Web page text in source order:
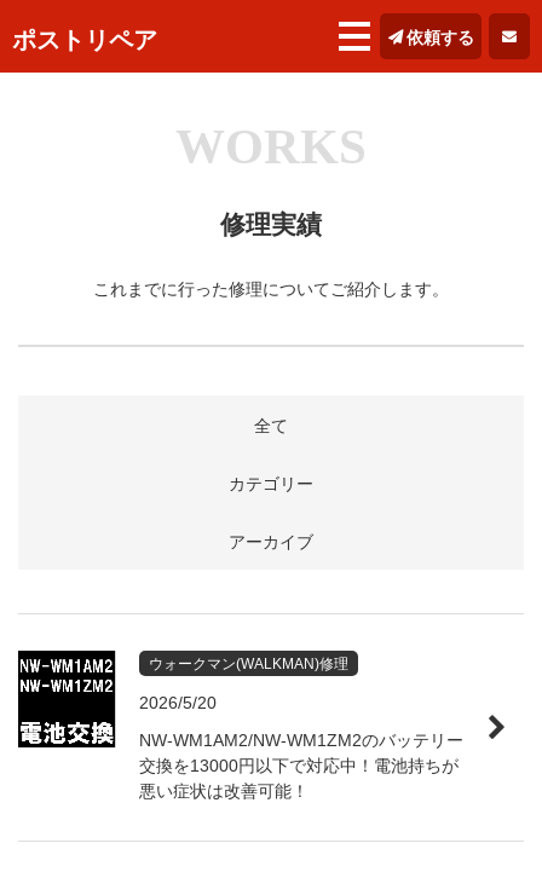
ポストリペア 依頼する
WORKS
修理実績
これまでに行った修理についてご紹介します。
全て
カテゴリー
アーカイブ
ウォークマン(WALKMAN)修理
2026/5/20
NW-WM1AM2/NW-WM1ZM2のバッテリー
交換を13000円以下で対応中！電池持ちが
悪い症状は改善可能！